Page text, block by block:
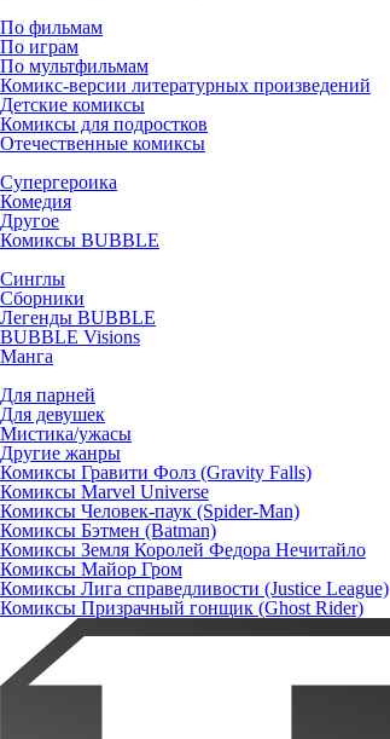
По фильмам
По играм
По мультфильмам
Комикс-версии литературных произведений
Детские комиксы
Комиксы для подростков
Отечественные комиксы
Супергероика
Комедия
Другое
Комиксы BUBBLE
Синглы
Сборники
Легенды BUBBLE
BUBBLE Visions
Манга
Для парней
Для девушек
Мистика/ужасы
Другие жанры
Комиксы Гравити Фолз (Gravity Falls)
Комиксы Marvel Universe
Комиксы Человек-паук (Spider-Man)
Комиксы Бэтмен (Batman)
Комиксы Земля Королей Федора Нечитайло
Комиксы Майор Гром
Комиксы Лига справедливости (Justice League)
Комиксы Призрачный гонщик (Ghost Rider)